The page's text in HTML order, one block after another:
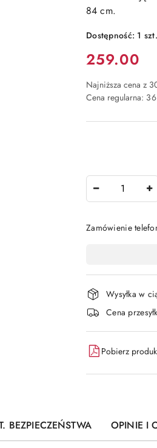
84 cm.
Dostępność: 1 szt.
Cena:
259.00
Najniższa cena z
Cena regularna:
Zamówienie
i
dostawa
Wysyłka w
Cena
Pobierz
BEZPIECZEŃSTWA OPINIE I